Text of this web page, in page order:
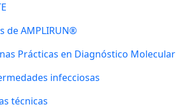
de AMPLIRUN®
Prácticas en Diagnóstico Molecular
infecciosas
técnicas